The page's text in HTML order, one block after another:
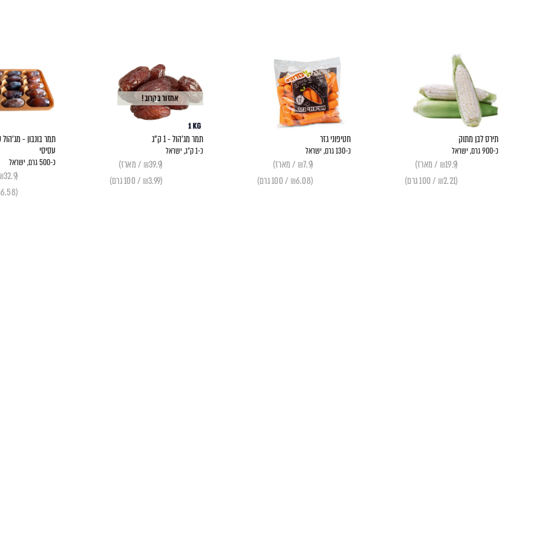
תירס לבן מתוק
כ-900 גרם, ישראל
(₪19.9 / מארז)
(₪2.21 / 100 גרם)
חטיפוני גזר
כ-130 גרם, ישראל
(₪7.9 / מארז)
(₪6.08 / 100 גרם)
אחזור בקרוב!
תמר מג'הול - 1 ק"ג
כ-1 ק״ג, ישראל
(₪39.9 / מארז)
(₪3.99 / 100 גרם)
תמר בונבון -
עסיסי
כ-500 גרם, ישראל
(₪32.9 / מארז)
(₪6.58 / 100 גרם)